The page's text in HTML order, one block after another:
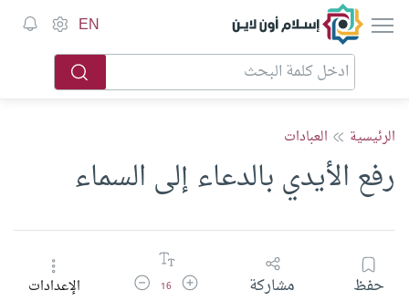
إسلام أون لاين EN
الرئيسية العبادات
رفع الأيدي بالدعاء إلى السماء
حفظ مشاركة زيادة حجم الخط
16 تقليل حجم الخطالإعدادات